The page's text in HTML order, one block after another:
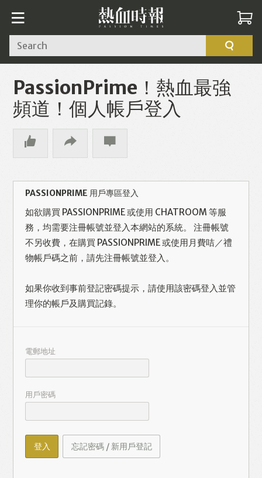
Search
PassionPrime！熱血最強
頻道！個人帳戶登入
PASSIONPRIME 用戶專區登入
如欲購買 PASSIONPRIME 或使用 CHATROOM 等服
務，均需要注冊帳號並登入本網站的系統。 注冊帳號
不另收費，在購買 PASSIONPRIME 或使用月費咭／禮
物帳戶碼之前，請先注冊帳號並登入。
如果你收到事前登記密碼提示，請使用該密碼登入並管
理你的帳戶及購買記錄。
電郵地址
用戶密碼
登入 忘記密碼 / 新用戶登記